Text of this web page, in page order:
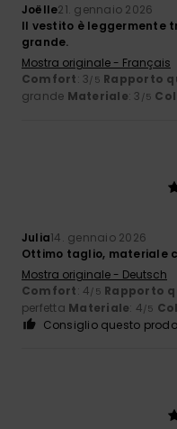
Joëlle21. gennaio 2026
Il vestito è leggermente
grande.
Mostra originale - Français
Comfort: 3/5 Rapporto
grande Materiale: 3 /5
Julia14. gennaio 2026
Ottimo taglio, materiale
Mostra originale - Deutsch
Comfort: 4/5 Rapporto
perfetta Materiale: 4/5
Consiglio questo